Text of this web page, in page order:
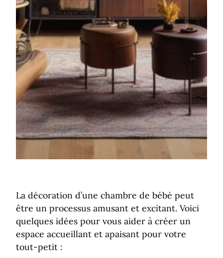
La décoration d’une chambre de bébé peut
être un processus amusant et excitant. Voici
quelques idées pour vous aider à créer un
espace accueillant et apaisant pour votre
tout-petit :